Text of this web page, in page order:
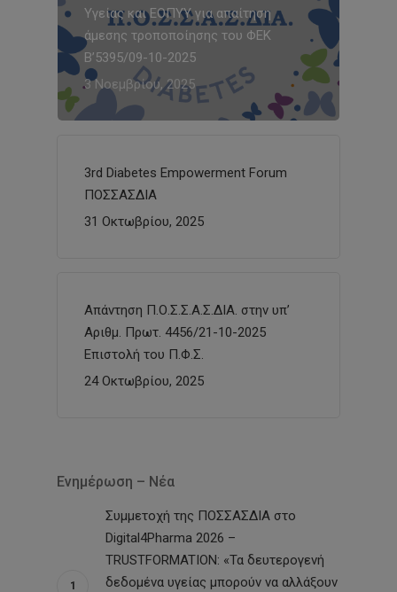
Υγείας και ΕΟΠΥΥ για απαίτηση
άμεσης τροποποίησης του ΦΕΚ
Β’5395/09-10-2025
3 Νοεμβρίου, 2025
3rd Diabetes Empowerment Forum
ΠΟΣΣΑΣΔΙΑ
31 Οκτωβρίου, 2025
Απάντηση Π.Ο.Σ.Σ.Α.Σ.ΔΙΑ. στην υπ’
Αριθμ. Πρωτ. 4456/21-10-2025
Επιστολή του Π.Φ.Σ.
24 Οκτωβρίου, 2025
Ενημέρωση – Νέα
Συμμετοχή της ΠΟΣΣΑΣΔΙΑ στο
Digital4Pharma 2026 –
TRUSTFORMATION: «Τα δευτερογενή
δεδομένα υγείας μπορούν να αλλάξουν